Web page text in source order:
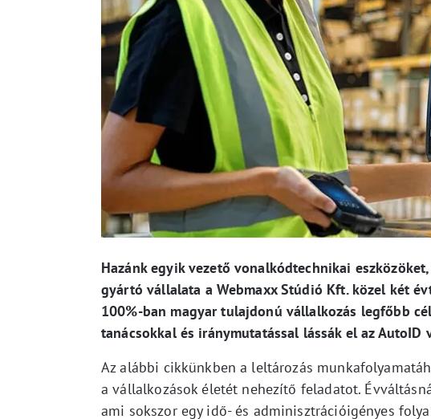
Hazánk egyik vezető vonalkódtechnikai
gyártó vállalata a Webmaxx Stúdió Kft. közel két
100%-ban magyar tulajdonú vállalkozás legfőbb
tanácsokkal és iránymutatással lássák el az AutoID
Az alábbi cikkünkben a leltározás
a vállalkozások életét nehezítő feladatot.
ami sokszor egy idő- és adminisztrációigényes